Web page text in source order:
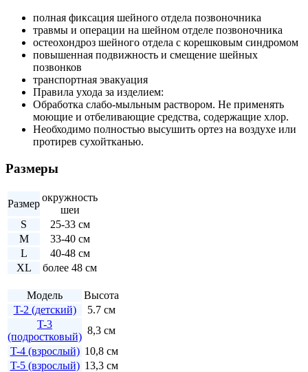
полная фиксация шейного отдела позвоночника
травмы и операции на шейном отделе позвоночника
остеохондроз шейного отдела с корешковым синдромом
повышенная подвижность и смещение шейных
позвонков
транспортная эвакуация
Правила ухода за изделием:
Обработка слабо-мыльным раствором. Не применять
моющие и отбеливающие средства, содержащие хлор.
Необходимо полностью высушить ортез на воздухе или
протирев сухойтканью.
Размеры
Размер
окружность
шеи
S
25-33 см
M
33-40 см
L
40-48 см
XL
более 48 см
Модель
Высота
T-2 (детский)
5.7 см
T-3
(подростковый)
8,3 см
T-4 (взрослый) 10,8 см
T-5 (взрослый) 13,3 см